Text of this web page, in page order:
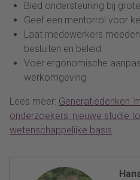
Bied ondersteuning bij
Geef een mentorrol voor
Laat medewerkers
besluiten en beleid
Voer ergonomische
werkomgeving
Lees meer: Generatiedenken
onderzoekers: nieuwe studie
wetenschappelijke basis